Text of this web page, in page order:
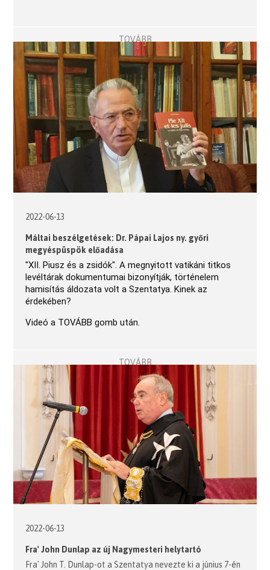
TOVÁBB
2022-06-13
Máltai beszélgetések: Dr. Pápai Lajos ny. győri
megyéspüspök előadása
"XII. Piusz és a zsidók". A megnyitott vatikáni titkos
levéltárak dokumentumai bizonyítják, történelem
hamisítás áldozata volt a Szentatya. Kinek az
érdekében?
Videó a TOVÁBB gomb után.
TOVÁBB
2022-06-13
Fra' John Dunlap az új Nagymesteri helytartó
Fra' John T. Dunlap-ot a Szentatya nevezte ki a június 7-én